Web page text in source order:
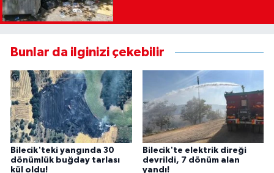
Bunlar da ilginizi çekebilir
Bilecik'teki yangında 30
dönümlük buğday tarlası
kül oldu!
Bilecik'te elektrik direği
devrildi, 7 dönüm alan
yandı!